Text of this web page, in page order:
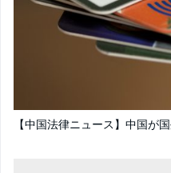
【中国法律ニュース】中国が